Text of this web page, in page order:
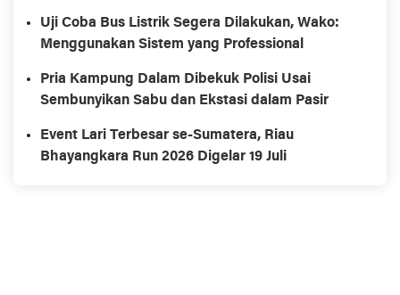
Uji Coba Bus Listrik Segera Dilakukan, Wako:
Menggunakan Sistem yang Professional
Pria Kampung Dalam Dibekuk Polisi Usai
Sembunyikan Sabu dan Ekstasi dalam Pasir
Event Lari Terbesar se-Sumatera, Riau
Bhayangkara Run 2026 Digelar 19 Juli